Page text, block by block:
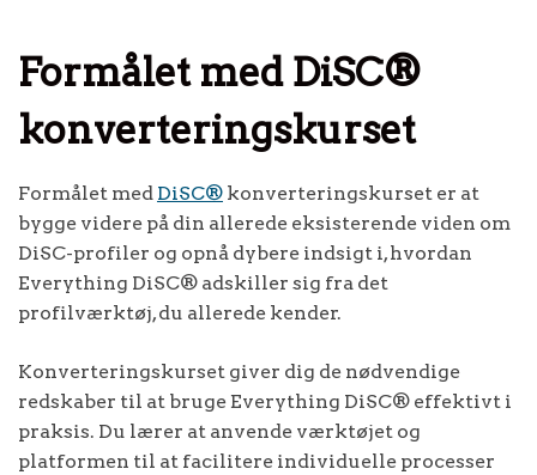
Formålet med DiSC®
konverteringskurset
Formålet med DiSC® konverteringskurset er at
bygge videre på din allerede eksisterende viden om
DiSC-profiler og opnå dybere indsigt i, hvordan
Everything DiSC® adskiller sig fra det
profilværktøj, du allerede kender.
Konverteringskurset giver dig de nødvendige
redskaber til at bruge Everything DiSC® effektivt i
praksis. Du lærer at anvende værktøjet og
platformen til at facilitere individuelle processer